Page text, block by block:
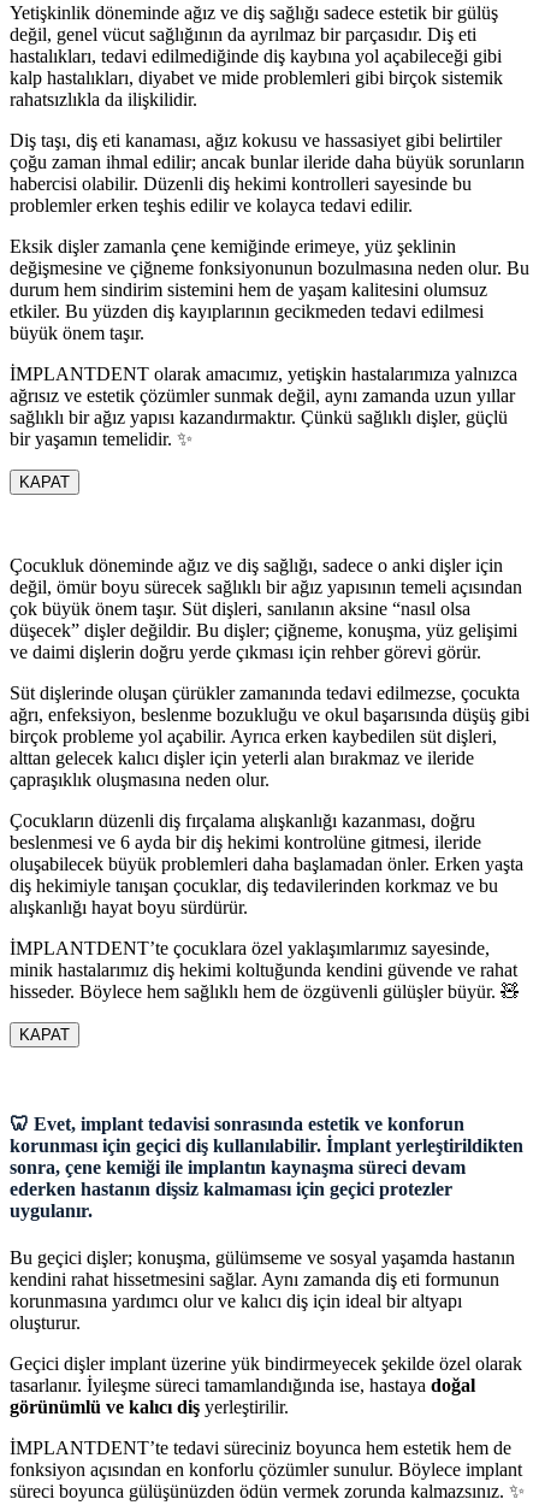
Yetişkinlik döneminde ağız ve diş sağlığı sadece estetik bir gülüş
değil, genel vücut sağlığının da ayrılmaz bir parçasıdır. Diş eti
hastalıkları, tedavi edilmediğinde diş kaybına yol açabileceği gibi
kalp hastalıkları, diyabet ve mide problemleri gibi birçok sistemik
rahatsızlıkla da ilişkilidir.
Diş taşı, diş eti kanaması, ağız kokusu ve hassasiyet gibi belirtiler
çoğu zaman ihmal edilir; ancak bunlar ileride daha büyük sorunların
habercisi olabilir. Düzenli diş hekimi kontrolleri sayesinde bu
problemler erken teşhis edilir ve kolayca tedavi edilir.
Eksik dişler zamanla çene kemiğinde erimeye, yüz şeklinin
değişmesine ve çiğneme fonksiyonunun bozulmasına neden olur. Bu
durum hem sindirim sistemini hem de yaşam kalitesini olumsuz
etkiler. Bu yüzden diş kayıplarının gecikmeden tedavi edilmesi
büyük önem taşır.
İMPLANTDENT olarak amacımız, yetişkin hastalarımıza yalnızca
ağrısız ve estetik çözümler sunmak değil, aynı zamanda uzun yıllar
sağlıklı bir ağız yapısı kazandırmaktır. Çünkü sağlıklı dişler, güçlü
bir yaşamın temelidir. ✨
KAPAT
Çocukluk döneminde ağız ve diş sağlığı, sadece o anki dişler için
değil, ömür boyu sürecek sağlıklı bir ağız yapısının temeli açısından
çok büyük önem taşır. Süt dişleri, sanılanın aksine “nasıl olsa
düşecek” dişler değildir. Bu dişler; çiğneme, konuşma, yüz gelişimi
ve daimi dişlerin doğru yerde çıkması için rehber görevi görür.
Süt dişlerinde oluşan çürükler zamanında tedavi edilmezse, çocukta
ağrı, enfeksiyon, beslenme bozukluğu ve okul başarısında düşüş gibi
birçok probleme yol açabilir. Ayrıca erken kaybedilen süt dişleri,
alttan gelecek kalıcı dişler için yeterli alan bırakmaz ve ileride
çapraşıklık oluşmasına neden olur.
Çocukların düzenli diş fırçalama alışkanlığı kazanması, doğru
beslenmesi ve 6 ayda bir diş hekimi kontrolüne gitmesi, ileride
oluşabilecek büyük problemleri daha başlamadan önler. Erken yaşta
diş hekimiyle tanışan çocuklar, diş tedavilerinden korkmaz ve bu
alışkanlığı hayat boyu sürdürür.
İMPLANTDENT’te çocuklara özel yaklaşımlarımız sayesinde,
minik hastalarımız diş hekimi koltuğunda kendini güvende ve rahat
hisseder. Böylece hem sağlıklı hem de özgüvenli gülüşler büyür. 🧸
KAPAT
🦷 Evet, implant tedavisi sonrasında estetik ve konforun
korunması için geçici diş kullanılabilir. İmplant yerleştirildikten
sonra, çene kemiği ile implantın kaynaşma süreci devam
ederken hastanın dişsiz kalmaması için geçici protezler
uygulanır.
Bu geçici dişler; konuşma, gülümseme ve sosyal yaşamda hastanın
kendini rahat hissetmesini sağlar. Aynı zamanda diş eti formunun
korunmasına yardımcı olur ve kalıcı diş için ideal bir altyapı
oluşturur.
Geçici dişler implant üzerine yük bindirmeyecek şekilde özel olarak
tasarlanır. İyileşme süreci tamamlandığında ise, hastaya doğal
görünümlü ve kalıcı diş yerleştirilir.
İMPLANTDENT’te tedavi süreciniz boyunca hem estetik hem de
fonksiyon açısından en konforlu çözümler sunulur. Böylece implant
süreci boyunca gülüşünüzden ödün vermek zorunda kalmazsınız. ✨